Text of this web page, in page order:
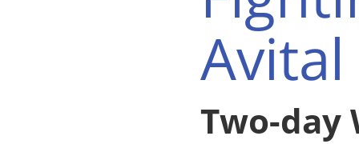
Two-day